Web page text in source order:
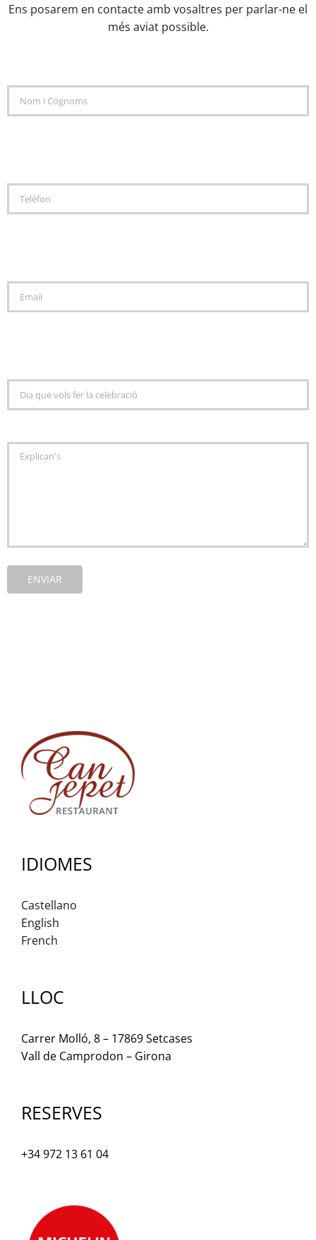
Ens posarem en contacte amb vosaltres per parlar-ne el
més aviat possible.
IDIOMES
Castellano
English
French
LLOC
Carrer Molló, 8 – 17869 Setcases
Vall de Camprodon – Girona
RESERVES
+34 972 13 61 04